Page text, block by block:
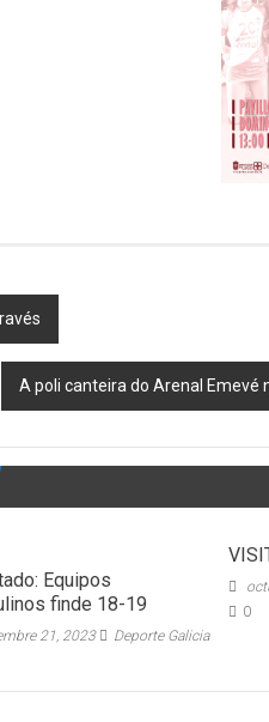
A poli canteira do Arenal Emevé
Equipos
finde 18-19
21, 2023
Deporte Galicia
0